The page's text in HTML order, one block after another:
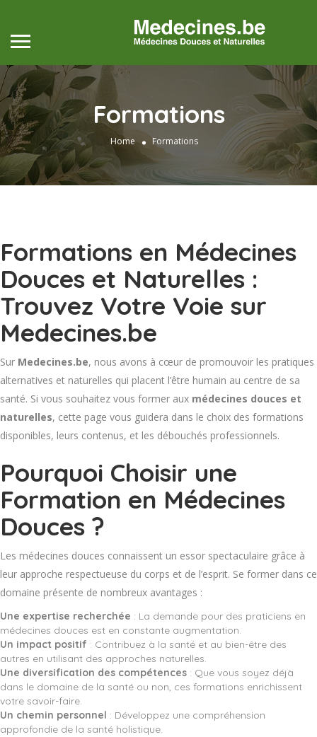
Formations
Home Formations
Formations en Médecines
Douces et Naturelles :
Trouvez Votre Voie sur
Medecines.be
Sur Medecines.be, nous avons à cœur de promouvoir les pratiques
alternatives et naturelles qui placent l’être humain au centre de sa
santé. Si vous souhaitez vous former aux médecines douces et
naturelles, cette page vous guidera dans le choix des formations
disponibles, leurs contenus, et les débouchés professionnels.
Pourquoi Choisir une
Formation en Médecines
Douces ?
Les médecines douces connaissent un essor spectaculaire grâce à
leur approche respectueuse du corps et de l’esprit. Se former dans ce
domaine présente de nombreux avantages :
Une expertise recherchée : La demande pour des praticiens en
médecines douces est en constante augmentation.
Un impact positif : Contribuez à la santé et au bien-être des
autres en utilisant des approches naturelles.
Une diversification des compétences : Que vous soyez déjà
dans le domaine de la santé ou non, ces formations enrichissent
votre savoir-faire.
Un chemin personnel : Développez une compréhension
approfondie de la santé holistique.